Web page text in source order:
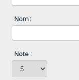
Nom :
Note :